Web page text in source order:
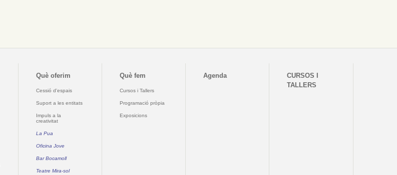
Què oferim
Cessió d'espais
Suport a les entitats
Impuls a la
creativitat
La Pua
Oficina Jove
Bar Bocamoll
Teatre Mira-sol
Què fem
Cursos i Tallers
Programació pròpia
Exposicions
Agenda
CURSOS I
TALLERS